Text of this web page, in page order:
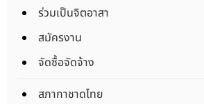
ร่วมเป็นจิตอาสา
สมัครงาน
จัดซื้อจัดจ้าง
สภากาชาดไทย